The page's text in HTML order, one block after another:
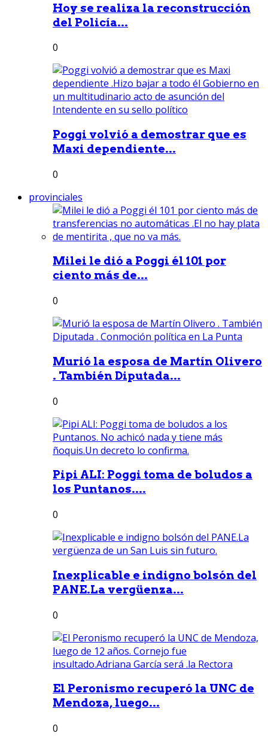
Hoy se realiza la reconstrucción
del Policía...
0
Poggi volvió a demostrar que es
Maxi dependiente...
0
provinciales
Milei le dió a Poggi él 101 por
ciento más de...
0
Murió la esposa de Martín Olivero
. También Diputada...
0
Pipi ALI: Poggi toma de boludos a
los Puntanos....
0
Inexplicable e indigno bolsón del
PANE.La vergüenza...
0
El Peronismo recuperó la UNC de
Mendoza, luego...
0